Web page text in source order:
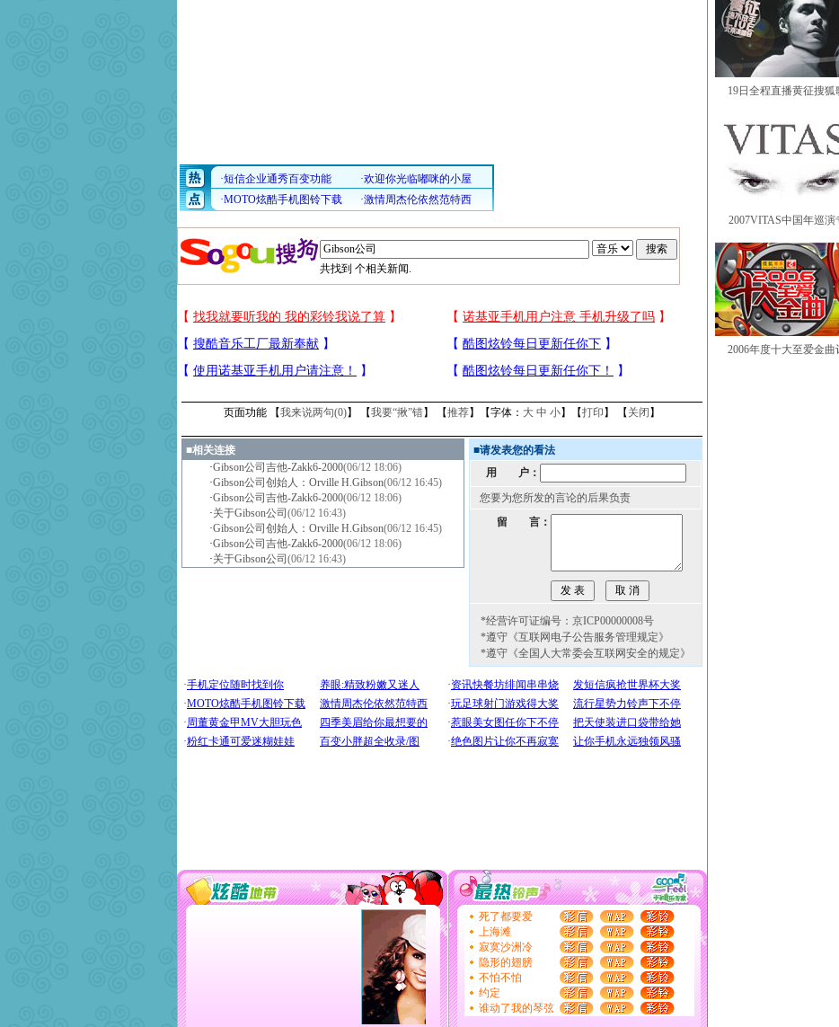
共找到 个相关新闻.
页面功能 【我来说两句(0)】 【我要“揪”错】 【推荐】【字体： 大 中 小】【打印 】 【 关闭 】
■相关连接
·Gibson公司吉他-Zakk6-2000(06/12 18:06)
·Gibson公司创始人：Orville H.Gibson(06/12 16:45)
·Gibson公司吉他-Zakk6-2000(06/12 18:06)
·关于Gibson公司 (06/12 16:43)
·Gibson公司创始人：Orville H.Gibson(06/12 16:45)
·Gibson公司吉他-Zakk6-2000(06/12 18:06)
·关于Gibson公司 (06/12 16:43)
■请发表您的看法
用 户：
您要为您所发的言论的后果负责
留 言：
*经营许可证编号：京ICP00000008号
*遵守《互联网电子公告服务管理规定》
*遵守《全国人大常委会互联网安全的规定》
19日全程直播黄征搜狐
2007VITAS中国年巡演
2006年度十大至爱金曲